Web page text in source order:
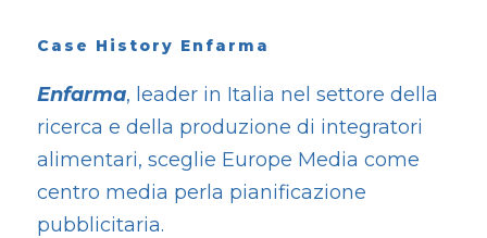
Case History Enfarma
Enfarma, leader in Italia nel settore della
ricerca e della produzione di integratori
alimentari, sceglie Europe Media come
centro media perla pianificazione
pubblicitaria.